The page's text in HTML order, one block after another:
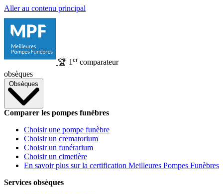
Aller au contenu principal
🏆 1 ercomparateur
obsèques
Obsèques
Comparer les pompes funèbres
Choisir une pompe funèbre
Choisir un crematorium
Choisir un funérarium
Choisir un cimetière
En savoir plus sur la certification Meilleures Pompes Funèbres
Services obsèques